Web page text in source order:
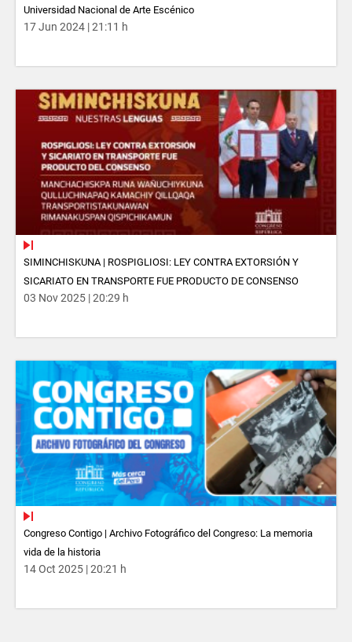
Universidad Nacional de Arte Escénico
17 Jun 2024 | 21:11 h
SIMINCHISKUNA | ROSPIGLIOSI: LEY CONTRA EXTORSIÓN Y
SICARIATO EN TRANSPORTE FUE PRODUCTO DE CONSENSO
03 Nov 2025 | 20:29 h
Congreso Contigo | Archivo Fotográfico del Congreso: La memoria
vida de la historia
14 Oct 2025 | 20:21 h